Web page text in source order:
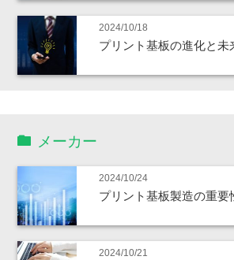
2024/10/18
プリント基板の進化と未
メーカー
2024/10/24
プリント基板製造の重要
2024/10/21